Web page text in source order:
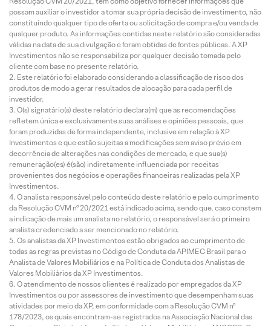
possam auxiliar o investidor a tomar sua própria decisão de investimento, não
constituindo qualquer tipo de oferta ou solicitação de compra e/ou venda de
qualquer produto. As informações contidas neste relatório são consideradas
válidas na data de sua divulgação e foram obtidas de fontes públicas. A XP
Investimentos não se responsabiliza por qualquer decisão tomada pelo
cliente com base no presente relatório.
Este relatório foi elaborado considerando a classificação de risco dos
produtos de modo a gerar resultados de alocação para cada perfil de
investidor.
O(s) signatário(s) deste relatório declara(m) que as recomendações
refletem única e exclusivamente suas análises e opiniões pessoais, que
foram produzidas de forma independente, inclusive em relação à XP
Investimentos e que estão sujeitas a modificações sem aviso prévio em
decorrência de alterações nas condições de mercado, e que sua(s)
remuneração(es) é(são) indiretamente influenciada por receitas
provenientes dos negócios e operações financeiras realizadas pela XP
Investimentos.
O analista responsável pelo conteúdo deste relatório e pelo cumprimento
da Resolução CVM nº 20/2021 está indicado acima, sendo que, caso constem
a indicação de mais um analista no relatório, o responsável será o primeiro
analista credenciado a ser mencionado no relatório.
Os analistas da XP Investimentos estão obrigados ao cumprimento de
todas as regras previstas no Código de Conduta da APIMEC Brasil para o
Analista de Valores Mobiliários e na Política de Conduta dos Analistas de
Valores Mobiliários da XP Investimentos.
O atendimento de nossos clientes é realizado por empregados da XP
Investimentos ou por assessores de investimento que desempenham suas
atividades por meio da XP, em conformidade com a Resolução CVM nº
178/2023, os quais encontram-se registrados na Associação Nacional das